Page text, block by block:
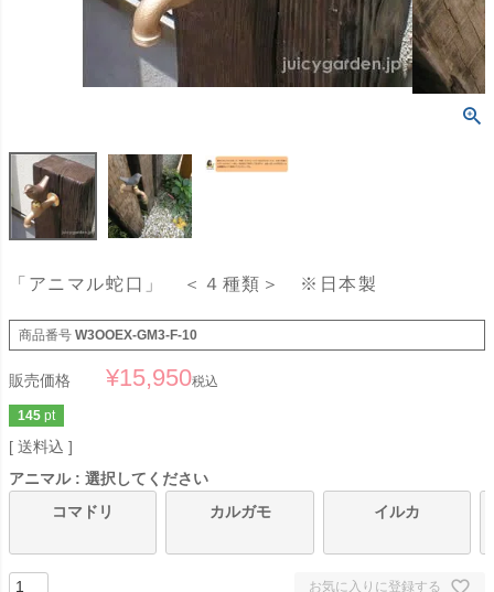
「アニマル蛇口」 ＜４種類＞ ※日本製
商品番号 W3OOEX-GM3-F-10
販売価格 ¥15,950税込
145 pt
送料込
アニマル
選択してください
コマドリ
カルガモ イルカ
お気に入りに登録する